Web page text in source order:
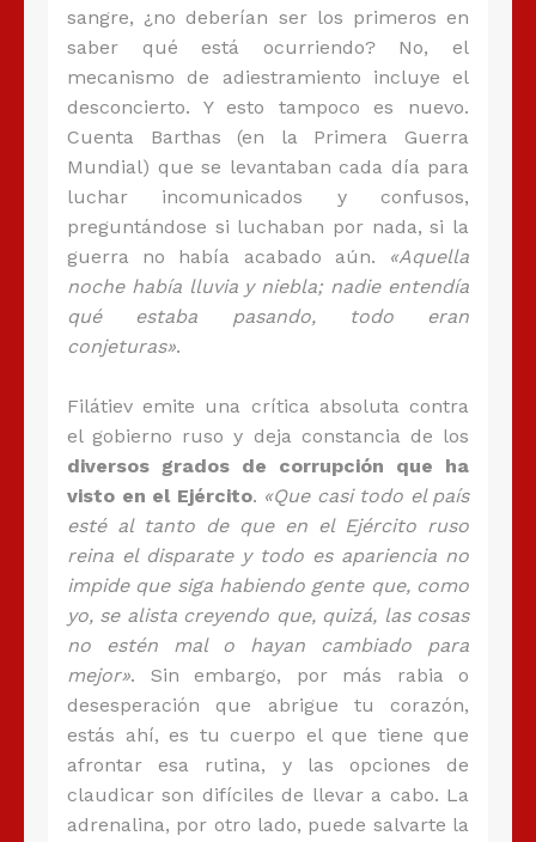
sangre, ¿no deberían ser los primeros en
saber qué está ocurriendo? No, el
mecanismo de adiestramiento incluye el
desconcierto. Y esto tampoco es nuevo.
Cuenta Barthas (en la Primera Guerra
Mundial) que se levantaban cada día para
luchar incomunicados y confusos,
preguntándose si luchaban por nada, si la
guerra no había acabado aún.
«Aquella
noche había lluvia y niebla; nadie entendía
qué estaba pasando, todo eran
conjeturas».
Filátiev emite una crítica absoluta contra
el gobierno ruso y deja constancia de los
diversos grados de corrupción que ha
visto en el Ejército. «Que casi todo el país
esté al tanto de que en el Ejército ruso
reina el disparate y todo es apariencia no
impide que siga habiendo gente que, como
yo, se alista creyendo que, quizá, las cosas
no estén mal o hayan cambiado para
mejor». Sin embargo, por más rabia o
desesperación que abrigue tu corazón,
estás ahí, es tu cuerpo el que tiene que
afrontar esa rutina, y las opciones de
claudicar son difíciles de llevar a cabo. La
adrenalina, por otro lado, puede salvarte la